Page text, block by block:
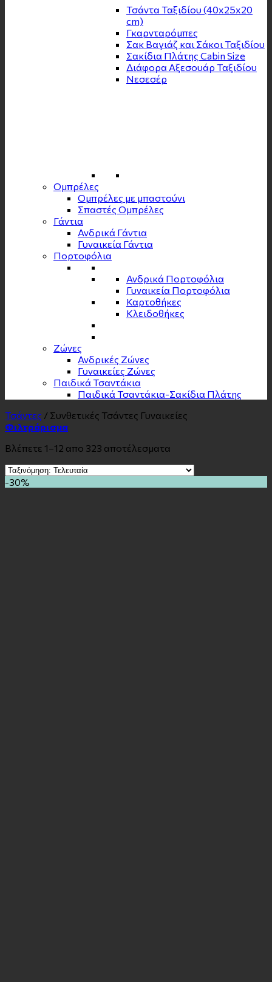
Τσάντα Ταξιδίου (40x25x20
cm)
Γκαρνταρόμπες
Σακ Βαγιάζ και Σάκοι Ταξιδίου
Σακίδια Πλάτης Cabin Size
Διάφορα Αξεσουάρ Ταξιδίου
Νεσεσέρ
Ομπρέλες
Ομπρέλες με μπαστούνι
Σπαστές Ομπρέλες
Γάντια
Ανδρικά Γάντια
Γυναικεία Γάντια
Πορτοφόλια
Ανδρικά Πορτοφόλια
Γυναικεία Πορτοφόλια
Καρτοθήκες
Κλειδοθήκες
Zώνες
Ανδρικές Ζώνες
Γυναικείες Ζώνες
Παιδικά Τσαντάκια
Παιδικά Τσαντάκια-Σακίδια Πλάτης
Τσάντες / Συνθετικές Τσάντες Γυναικείες
Φιλτράρισμα
Βλέπετε 1–12 απο 323 αποτέλεσματα
-30%